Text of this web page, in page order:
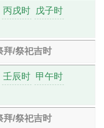
丙戌时 戊子时
拜/祭祀吉时
壬辰时 甲午时
拜/祭祀吉时